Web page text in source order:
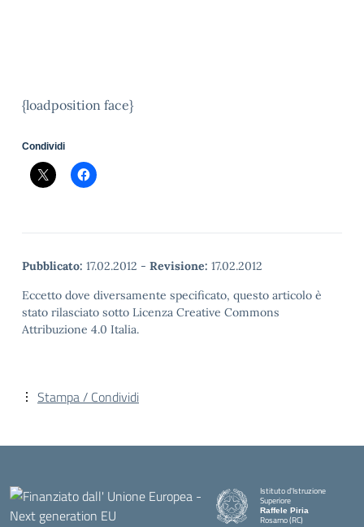
{loadposition face}
Condividi
Pubblicato: 17.02.2012 - Revisione: 17.02.2012
Eccetto dove diversamente specificato, questo articolo è
stato rilasciato sotto Licenza Creative Commons
Attribuzione 4.0 Italia.
Stampa / Condividi
Istituto d'Istruzione
Superiore
Raffele Piria
Rosarno (RC)